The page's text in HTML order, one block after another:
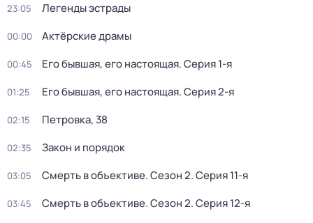
23:05 Легенды эстрады
00:00 Актёрские драмы
00:45 Его бывшая, его настоящая. Серия 1-я
01:25 Его бывшая, его настоящая. Серия 2-я
02:15 Петровка, 38
02:35 Закон и порядок
03:05 Смерть в объективе. Сезон 2. Серия 11-я
03:45 Смерть в объективе. Сезон 2. Серия 12-я